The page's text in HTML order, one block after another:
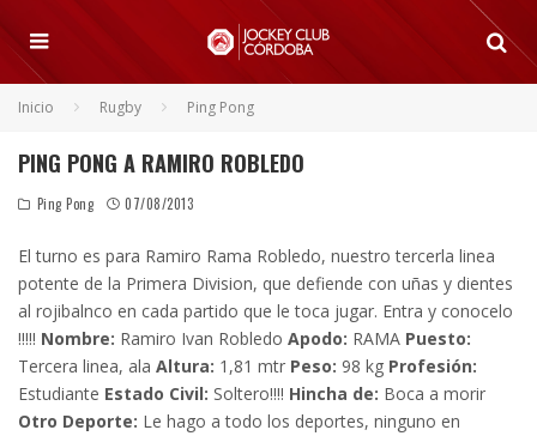
Inicio Rugby Ping Pong
PING PONG A RAMIRO ROBLEDO
Ping Pong 07/08/2013
El turno es para Ramiro Rama Robledo, nuestro tercerla linea
potente de la Primera Division, que defiende con uñas y dientes
al rojibalnco en cada partido que le toca jugar. Entra y conocelo
!!!!! Nombre: Ramiro Ivan Robledo Apodo: RAMA Puesto:
Tercera linea, ala Altura: 1,81 mtr Peso: 98 kg Profesión:
Estudiante Estado Civil: Soltero!!!! Hincha de: Boca a morir
Otro Deporte: Le hago a todo los deportes, ninguno en